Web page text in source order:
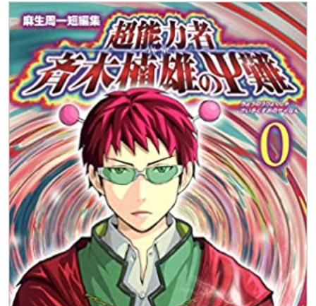
斉木空助
声優：野島健児
才虎芽斗吏
声優：松風雅也